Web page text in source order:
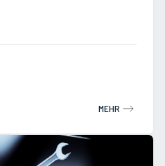
MEHR